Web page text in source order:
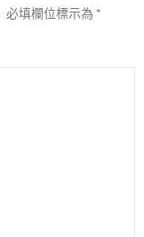
必填欄位標示為 *